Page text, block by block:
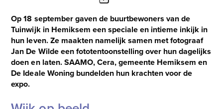
escape
to
go
to
the
first
Op 18 september gaven de buurtbewoners van de
Tuinwijk in Hemiksem een speciale en intieme inkijk in
hun leven. Ze maakten namelijk samen met fotograaf
Jan De Wilde een fototentoonstelling over hun dagelijks
doen en laten. SAAMO, Cera, gemeente Hemiksem en
De Ideale Woning bundelden hun krachten voor de
expo.